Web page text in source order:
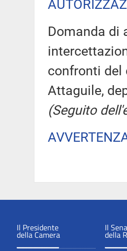
Domanda di
confronti del
Attaguile,
(Seguito
Il Presidente
della Camera
Il
della